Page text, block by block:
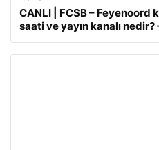
CANLI | FCSB – Feyenoord
saati ve yayın kanalı nedir?